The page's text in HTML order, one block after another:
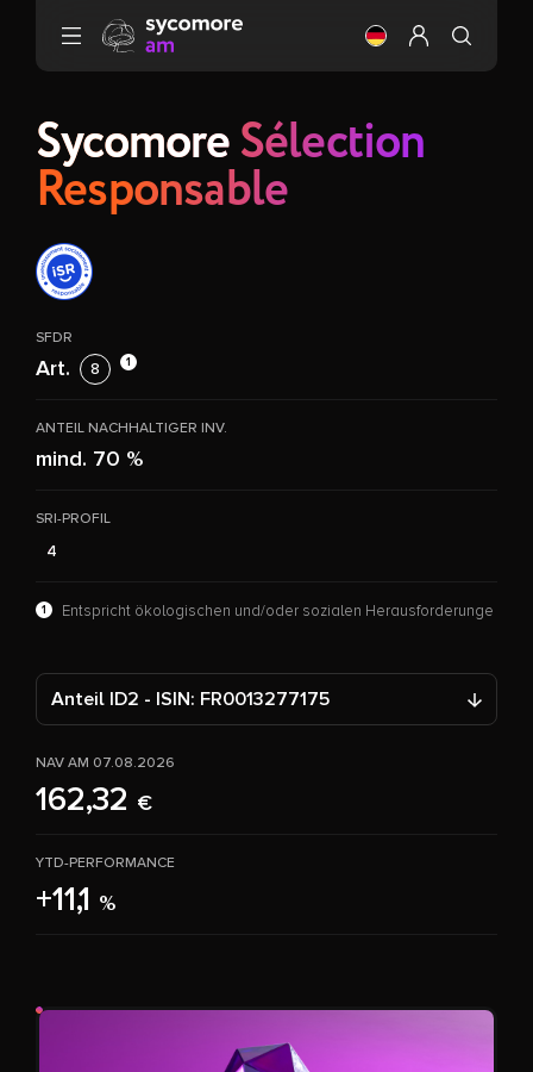
Gehen Sie zu Inhalt
Ändere dieMein Profil
Sycomore Sélection
Responsable
SFDR
Art. 8 1
ANTEIL NACHHALTIGER INV.
mind. 70 %
SRI-PROFIL
4
1 Entspricht ökologischen und/oder sozialen Herausforderunge
Anteil ID2 - ISIN: FR0013277175
NAV AM 07.08.2026
162,32 €
YTD-PERFORMANCE
+11,1 %